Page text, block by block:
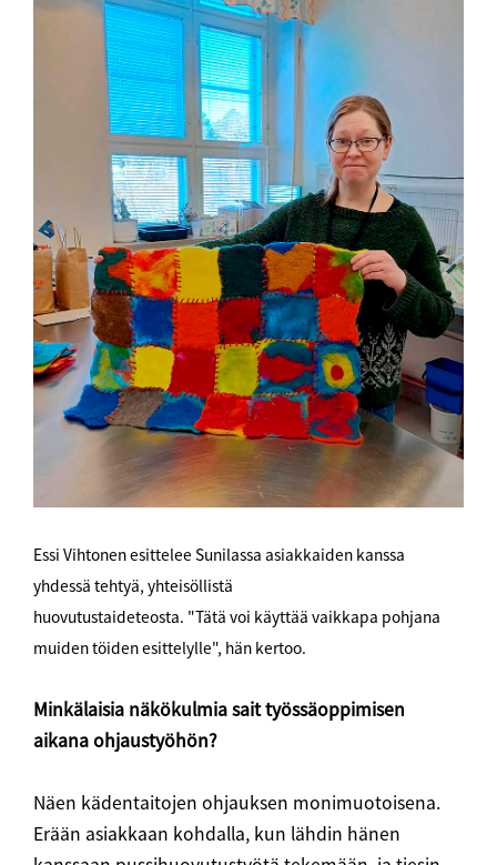
Essi Vihtonen esittelee Sunilassa asiakkaiden kanssa
yhdessä tehtyä, yhteisöllistä
huovutustaideteosta. "Tätä voi käyttää vaikkapa pohjana
muiden töiden esittelylle", hän kertoo.
Minkälaisia näkökulmia sait työssäoppimisen
aikana ohjaustyöhön?
Näen kädentaitojen ohjauksen monimuotoisena.
Erään asiakkaan kohdalla, kun lähdin hänen